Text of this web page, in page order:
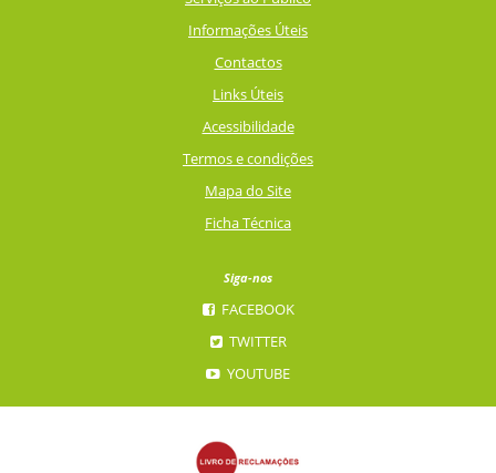
Informações Úteis
Contactos
Links Úteis
Acessibilidade
Termos e condições
Mapa do Site
Ficha Técnica
Siga-nos
FACEBOOK
TWITTER
YOUTUBE